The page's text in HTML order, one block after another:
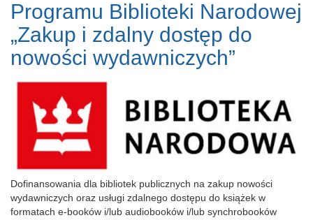
Programu Biblioteki Narodowej
„Zakup i zdalny dostęp do
nowości wydawniczych”
Dofinansowania dla bibliotek publicznych na zakup nowości
wydawniczych oraz usługi zdalnego dostępu do książek w
formatach e-booków i/lub audiobooków i/lub synchrobooków